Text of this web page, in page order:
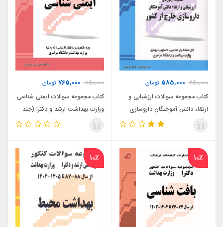
650,000
585,000 تومان
کتاب مجموعه سوالات ارزشیابی و
ارتقاء دانش آموختگان داروسازی
خارج از کشور
850,000
765,000 تومان
کتاب مجموعه سوالات ایمنی شناسی
وزارت بهداشت ارشد و دکترا (جلد
دوم)
10٪ 10٪